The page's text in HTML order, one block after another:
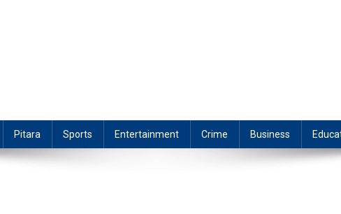
Pitara Sports Entertainment Crime Business